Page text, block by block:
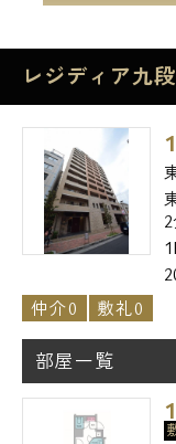
レジディア九
仲介0
敷礼0
部屋一覧